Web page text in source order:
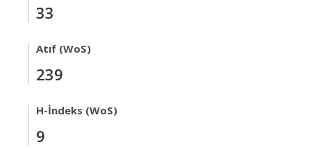
33
Atıf (WoS)
239
H-İndeks (WoS)
9